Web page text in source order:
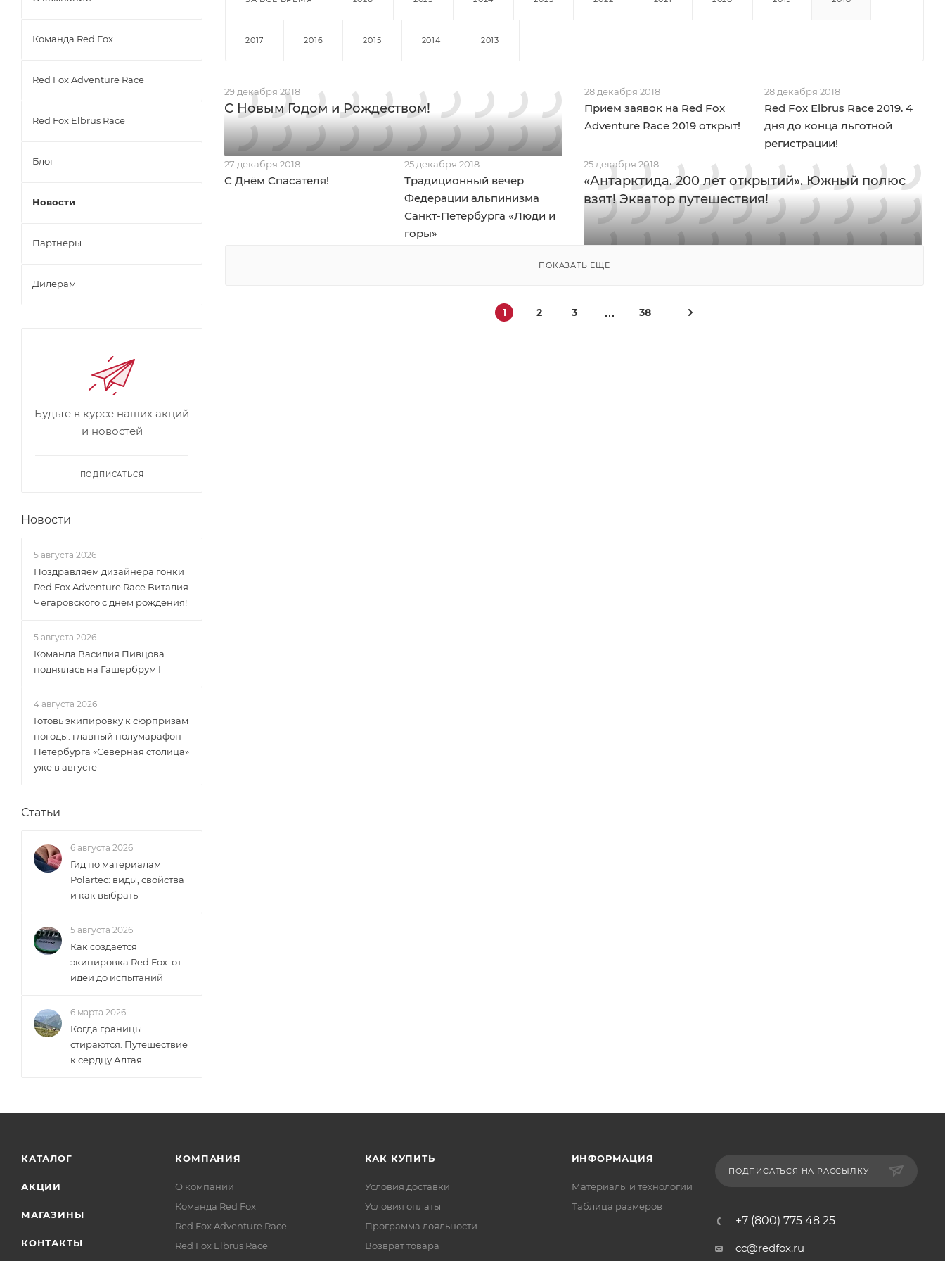
2017 2016 2015 2014 2013
29 декабря 2018
С Новым Годом и Рождеством!
28 декабря 2018
Прием заявок на Red Fox
Adventure Race 2019 открыт!
28 декабря 2018
Red Fox Elbrus Race 2019. 4
дня до конца льготной
регистрации!
27 декабря 2018
C Днём Спасателя!
25 декабря 2018
Традиционный вечер
Федерации альпинизма
Санкт-Петербурга «Люди и
горы»
25 декабря 2018
«Антарктида. 200 лет открытий». Южный полюс
взят! Экватор путешествия!
ПОКАЗАТЬ ЕЩЕ
1 2 3 38
Команда Red Fox
Red Fox Adventure Race
Red Fox Elbrus Race
Блог
Новости
Партнеры
Дилерам
Будьте в курсе наших акций
и новостей
ПОДПИСАТЬСЯ
Новости
5 августа 2026
Поздравляем дизайнера гонки
Red Fox Adventure Race Виталия
Чегаровского с днём рождения!
5 августа 2026
Команда Василия Пивцова
поднялась на Гашербрум I
4 августа 2026
Готовь экипировку к сюрпризам
погоды: главный полумарафон
Петербурга «Северная столица»
уже в августе
Статьи
6 августа 2026
Гид по материалам
Polartec: виды, свойства
и как выбрать
5 августа 2026
Как создаётся
экипировка Red Fox: от
идеи до испытаний
6 марта 2026
Когда границы
стираются. Путешествие
к сердцу Алтая
КАТАЛОГ
АКЦИИ
МАГАЗИНЫ
КОНТАКТЫ
КОМПАНИЯ
О компании
Команда Red Fox
Red Fox Adventure Race
Red Fox Elbrus Race
КАК КУПИТЬ
Условия доставки
Условия оплаты
Программа лояльности
Возврат товара
ИНФОРМАЦИЯ
Материалы и технологии
Таблица размеров
ПОДПИСАТЬСЯ НА РАССЫЛКУ
+7 (800) 775 48 25
cc@redfox.ru